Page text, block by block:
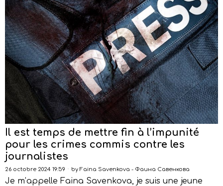
Il est temps de mettre fin à l’impunité
pour les crimes commis contre les
journalistes
26 octobre 2024 19:59 by Faina Savenkova - Фаина Савенкова
Je m’appelle Faina Savenkova, je suis une jeune